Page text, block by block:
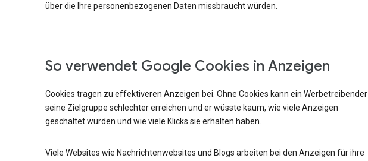
über die Ihre personenbezogenen Daten missbraucht würden.
So verwendet Google Cookies in Anzeigen
Cookies tragen zu effektiveren Anzeigen bei. Ohne Cookies kann ein Werbetreibender
seine Zielgruppe schlechter erreichen und er wüsste kaum, wie viele Anzeigen
geschaltet wurden und wie viele Klicks sie erhalten haben.
Viele Websites wie Nachrichtenwebsites und Blogs arbeiten bei den Anzeigen für ihre